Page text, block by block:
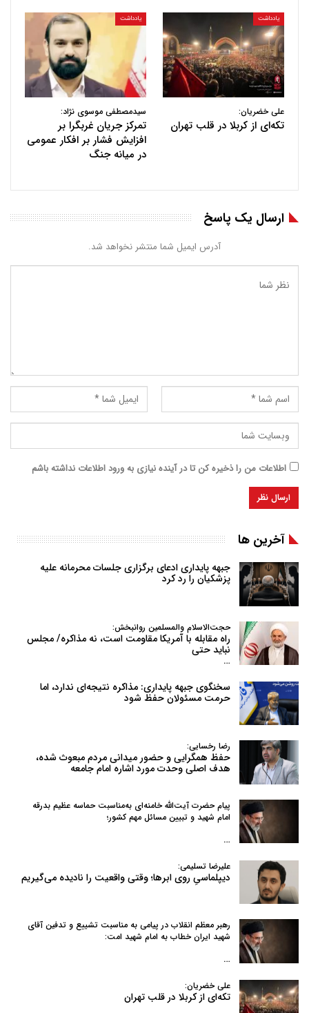
یادداشت
علی خضریان:
تکه‌ای از کربلا در قلب تهران
یادداشت
سیدمصطفی موسوی نژاد:
تمرکز جریان غربگرا بر
افزایش فشار بر افکار عمومی
در میانه جنگ
ارسال یک پاسخ
آدرس ایمیل شما منتشر نخواهد شد.
اطلاعات من را ذخیره کن تا در آینده نیازی به ورود اطلاعات نداشته باشم
آخرین ها
جبهه پایداری ادعای برگزاری جلسات محرمانه علیه
پزشکیان را رد کرد
حجت‌الاسلام والمسلمین روانبخش:
راه مقابله با آمریکا مقاومت است، نه مذاکره/ مجلس
نباید حتی
…
سخنگوی جبهه پایداری: مذاکره نتیجه‌ای ندارد، اما
حرمت مسئولان حفظ شود
رضا رخسایی:
حفظ همگرایی و حضور میدانی مردم مبعوث شده،
هدف اصلی وحدت مورد اشاره امام جامعه
پیام حضرت آیت‌الله خامنه‌ای به‌مناسبت حماسه عظیم بدرقه
امام شهید و تبیین مسائل مهم کشور؛
…
علیرضا تسلیمی:
دیپلماسیِ روی ابرها؛ وقتی واقعیت را نادیده می‌گیریم
رهبر معظم انقلاب در پیامی به‌ مناسبت تشییع و تدفین آقای
شهید ایران خطاب به امام شهید امت:
…
علی خضریان:
تکه‌ای از کربلا در قلب تهران